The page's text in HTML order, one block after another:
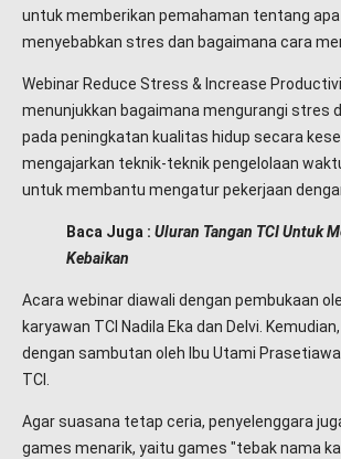
untuk memberikan pemahaman tentang apa
menyebabkan stres dan bagaimana cara
Webinar Reduce Stress & Increase
menunjukkan bagaimana mengurangi stres
pada peningkatan kualitas hidup secara
mengajarkan teknik-teknik pengelolaan
untuk membantu mengatur pekerjaan
Baca Juga : Uluran Tangan TCI Untuk
Kebaikan
Acara webinar diawali dengan pembukaan
karyawan TCI Nadila Eka dan Delvi.
dengan sambutan oleh Ibu Utami
TCI.
Agar suasana tetap ceria, penyelenggara
games menarik, yaitu games "tebak nama